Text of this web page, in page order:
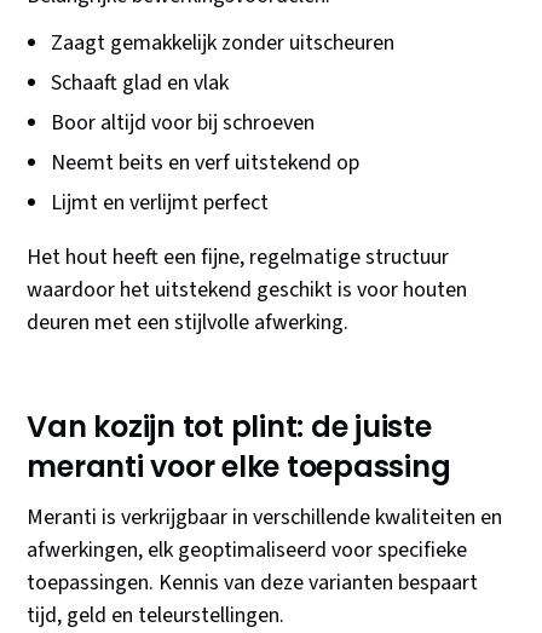
Zaagt gemakkelijk zonder uitscheuren
Schaaft glad en vlak
Boor altijd voor bij schroeven
Neemt beits en verf uitstekend op
Lijmt en verlijmt perfect
Het hout heeft een fijne, regelmatige structuur
waardoor het uitstekend geschikt is voor houten
deuren met een stijlvolle afwerking.
Van kozijn tot plint: de juiste
meranti voor elke toepassing
Meranti is verkrijgbaar in verschillende kwaliteiten en
afwerkingen, elk geoptimaliseerd voor specifieke
toepassingen. Kennis van deze varianten bespaart
tijd, geld en teleurstellingen.